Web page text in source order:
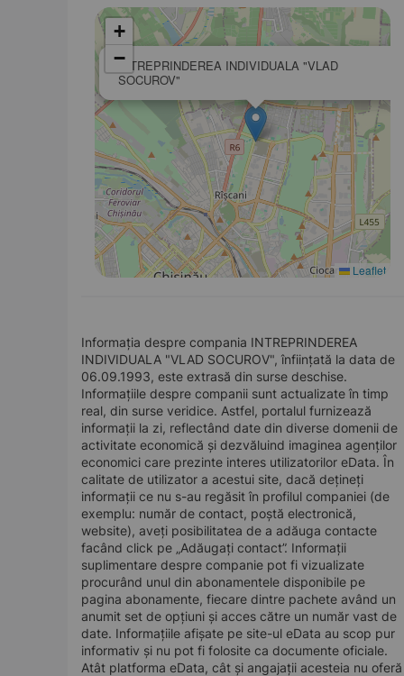
INTREPRINDEREA INDIVIDUALA "VLAD
SOCUROV"
+
−
Leaflet
Informația despre compania INTREPRINDEREA
INDIVIDUALA "VLAD SOCUROV", înființată la data de
06.09.1993, este extrasă din surse deschise.
Informațiile despre companii sunt actualizate în timp
real, din surse veridice. Astfel, portalul furnizează
informații la zi, reflectând date din diverse domenii de
activitate economică și dezvăluind imaginea agenților
economici care prezinte interes utilizatorilor eData. În
calitate de utilizator a acestui site, dacă dețineți
informații ce nu s-au regăsit în profilul companiei (de
exemplu: număr de contact, poștă electronică,
website), aveți posibilitatea de a adăuga contacte
facând click pe „Adăugați contact”. Informații
suplimentare despre companie pot fi vizualizate
procurând unul din abonamentele disponibile pe
pagina abonamente, fiecare dintre pachete având un
anumit set de opțiuni și acces către un număr vast de
date. Informațiile afișate pe site-ul eData au scop pur
informativ și nu pot fi folosite ca documente oficiale.
Atât platforma eData, cât și angajații acesteia nu oferă